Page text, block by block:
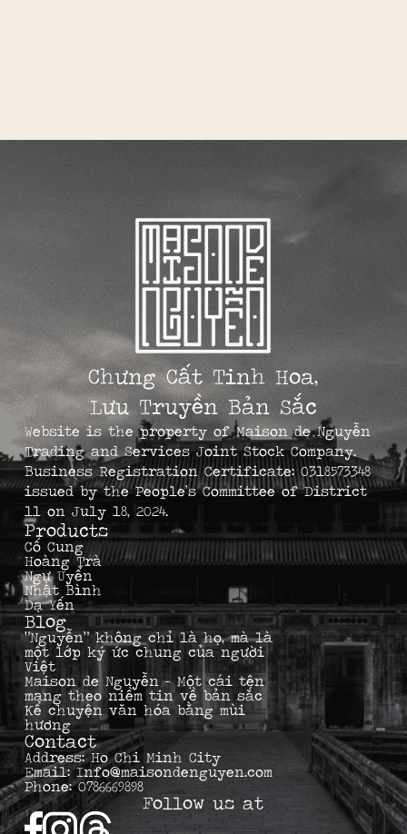
Chưng Cất Tinh Hoa,
Lưu Truyền Bản Sắc
Website is the property of Maison de Nguyễn
Trading and Services Joint Stock Company.
Business Registration Certificate: 0318573348
issued by the People’s Committee of District
11 on July 18, 2024.
Products
Cố Cung
Hoàng Trà
Ngự Uyển
Nhật Bình
Dạ Yến
Blog
“Nguyễn” không chỉ là họ, mà là
một lớp ký ức chung của người
Việt
Maison de Nguyễn – Một cái tên
mang theo niềm tin về bản sắc
Kể chuyện văn hóa bằng mùi
hương
Contact
Address: Ho Chi Minh City
Email: Info@maisondenguyen.com
Phone: 0786669898
Follow us at